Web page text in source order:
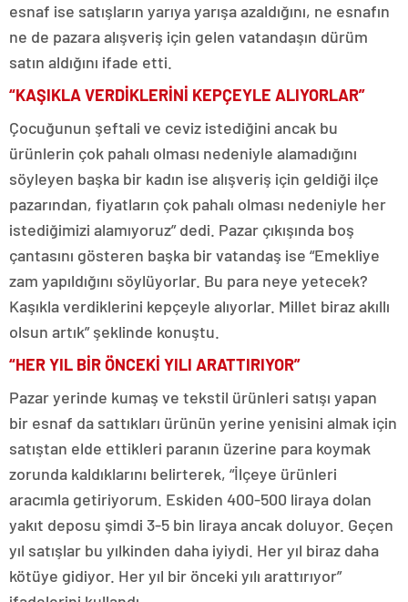
esnaf ise satışların yarıya yarışa azaldığını, ne esnafın
ne de pazara alışveriş için gelen vatandaşın dürüm
satın aldığını ifade etti.
“KAŞIKLA VERDİKLERİNİ KEPÇEYLE ALIYORLAR”
Çocuğunun şeftali ve ceviz istediğini ancak bu
ürünlerin çok pahalı olması nedeniyle alamadığını
söyleyen başka bir kadın ise alışveriş için geldiği ilçe
pazarından, fiyatların çok pahalı olması nedeniyle her
istediğimizi alamıyoruz” dedi. Pazar çıkışında boş
çantasını gösteren başka bir vatandaş ise “Emekliye
zam yapıldığını söylüyorlar. Bu para neye yetecek?
Kaşıkla verdiklerini kepçeyle alıyorlar. Millet biraz akıllı
olsun artık” şeklinde konuştu.
“HER YIL BİR ÖNCEKİ YILI ARATTIRIYOR”
Pazar yerinde kumaş ve tekstil ürünleri satışı yapan
bir esnaf da sattıkları ürünün yerine yenisini almak için
satıştan elde ettikleri paranın üzerine para koymak
zorunda kaldıklarını belirterek, “İlçeye ürünleri
aracımla getiriyorum. Eskiden 400-500 liraya dolan
yakıt deposu şimdi 3-5 bin liraya ancak doluyor. Geçen
yıl satışlar bu yılkinden daha iyiydi. Her yıl biraz daha
kötüye gidiyor. Her yıl bir önceki yılı arattırıyor”